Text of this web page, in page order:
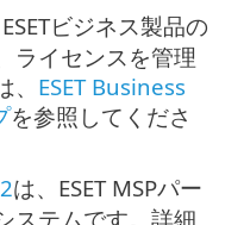
ビジネス製品の
ライセンスを管理
ESET Business
を参照してくださ
は、ESET MSPパー
ステムです。詳細